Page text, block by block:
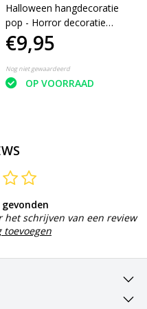
Halloween hangdecoratie
pop - Horror decoratie
doodskop - hangend - 17
cm - Zwart haar
€9,95
Nog niet gewaardeerd
OP VOORRAAD
gevonden
schrijven van een review
toevoegen